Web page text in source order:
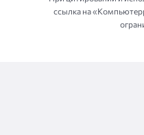
ссылка на